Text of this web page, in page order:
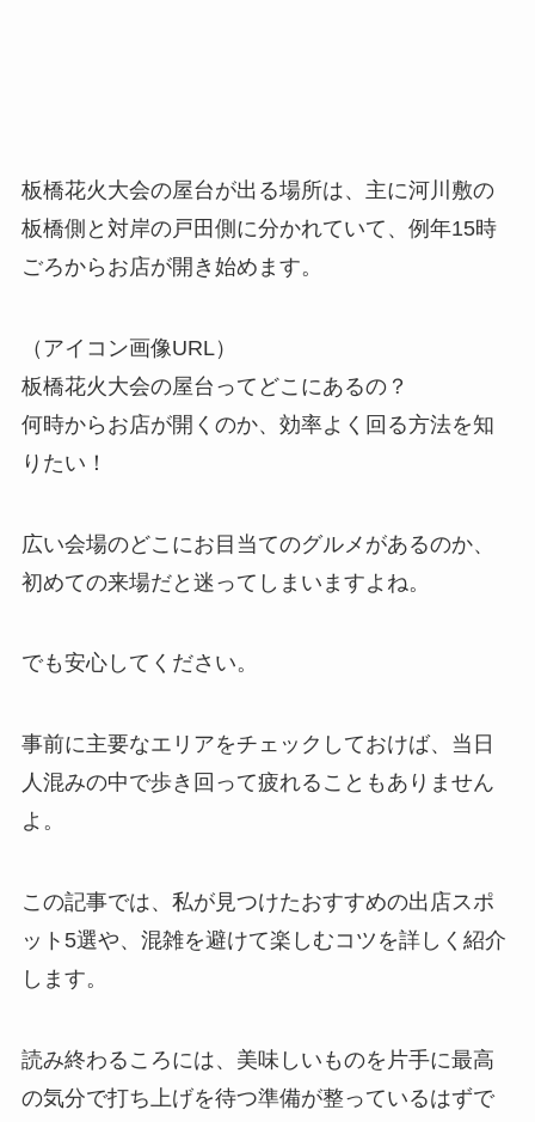
板橋花火大会の屋台が出る場所は、主に河川敷の
板橋側と対岸の戸田側に分かれていて、例年15時
ごろからお店が開き始めます。
（アイコン画像URL）
板橋花火大会の屋台ってどこにあるの？
何時からお店が開くのか、効率よく回る方法を知
りたい！
広い会場のどこにお目当てのグルメがあるのか、
初めての来場だと迷ってしまいますよね。
でも安心してください。
事前に主要なエリアをチェックしておけば、当日
人混みの中で歩き回って疲れることもありません
よ。
この記事では、私が見つけたおすすめの出店スポ
ット5選や、混雑を避けて楽しむコツを詳しく紹介
します。
読み終わるころには、美味しいものを片手に最高
の気分で打ち上げを待つ準備が整っているはずで